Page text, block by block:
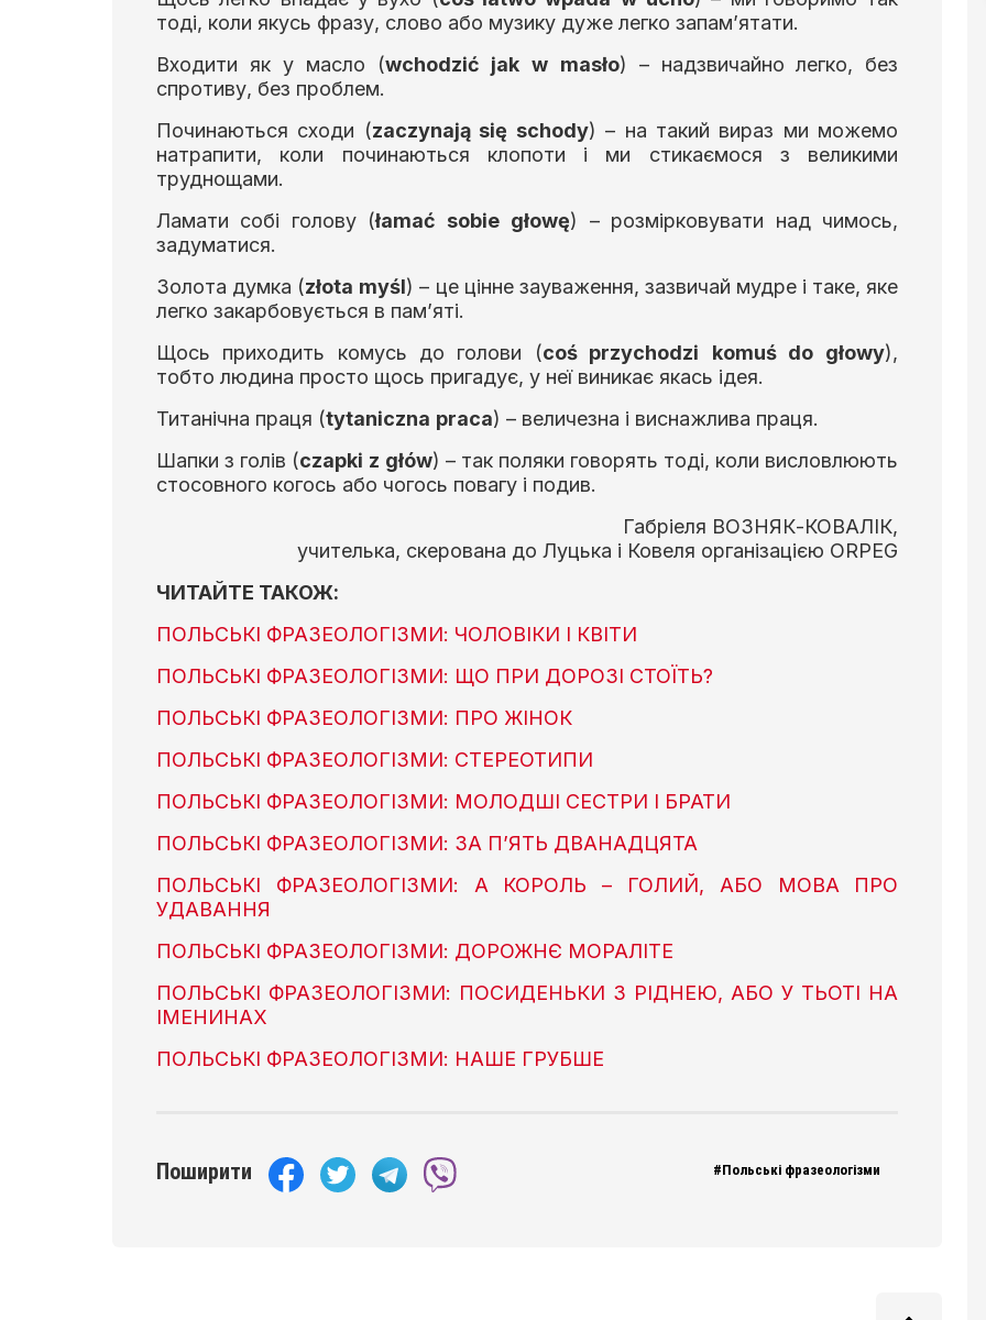
тоді, коли якусь фразу, слово або музику дуже легко запам’ятати.
Входити як у масло (wchodzić jak w masło) – надзвичайно легко, без
спротиву, без проблем.
Починаються сходи (zaczynają się schody) – на такий вираз ми можемо
натрапити, коли починаються клопоти і ми стикаємося з великими
труднощами.
Ламати собі голову (łamać sobie głowę) – розмірковувати над чимось,
задуматися.
Золота думка (złota myśl) – це цінне зауваження, зазвичай мудре і таке, яке
легко закарбовується в пам’яті.
Щось приходить комусь до голови (coś przychodzi komuś do głowy),
тобто людина просто щось пригадує, у неї виникає якась ідея.
Титанічна праця (tytaniczna praca) – величезна і виснажлива праця.
Шапки з голів (czapki z głów) – так поляки говорять тоді, коли висловлюють
стосовного когось або чогось повагу і подив.
Габріеля ВОЗНЯК-КОВАЛІК,
учителька, скерована до Луцька і Ковеля організацією ORPEG
ЧИТАЙТЕ ТАКОЖ:
ПОЛЬСЬКІ ФРАЗЕОЛОГІЗМИ: ЧОЛОВІКИ І КВІТИ
ПОЛЬСЬКІ ФРАЗЕОЛОГІЗМИ: ЩО ПРИ ДОРОЗІ СТОЇТЬ?
ПОЛЬСЬКІ ФРАЗЕОЛОГІЗМИ: ПРО ЖІНОК
ПОЛЬСЬКІ ФРАЗЕОЛОГІЗМИ: СТЕРЕОТИПИ
ПОЛЬСЬКІ ФРАЗЕОЛОГІЗМИ: МОЛОДШІ СЕСТРИ І БРАТИ
ПОЛЬСЬКІ ФРАЗЕОЛОГІЗМИ: ЗА П’ЯТЬ ДВАНАДЦЯТА
ПОЛЬСЬКІ ФРАЗЕОЛОГІЗМИ: А КОРОЛЬ – ГОЛИЙ, АБО МОВА ПРО
УДАВАННЯ
ПОЛЬСЬКІ ФРАЗЕОЛОГІЗМИ: ДОРОЖНЄ МОРАЛІТЕ
ПОЛЬСЬКІ ФРАЗЕОЛОГІЗМИ: ПОСИДЕНЬКИ З РІДНЕЮ, АБО У ТЬОТІ НА
ІМЕНИНАХ
ПОЛЬСЬКІ ФРАЗЕОЛОГІЗМИ: НАШЕ ГРУБШЕ
Поширити #Польські фразеологізми